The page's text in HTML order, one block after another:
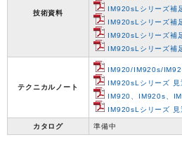
技術資料
IM920sLシリーズ補
IM920sLシリーズ補
IM920sLシリーズ補
IM920sLシリーズ補
テクニカルノート
IM920/IM920s/
IM920sLシリーズ 見
IM920、IM920s、
IM920sLシリーズ 見
カタログ 準備中